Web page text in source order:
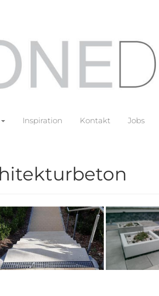
Inspiration Kontakt Jobs